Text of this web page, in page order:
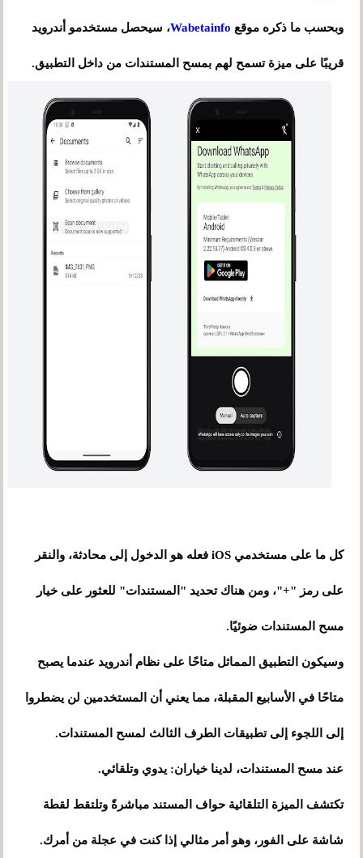
وبحسب ما ذكره موقع Wabetainfo، سيحصل مستخدمو أندرويد
قريبًا على ميزة تسمح لهم بمسح المستندات من داخل التطبيق.
كل ما على مستخدمي iOS فعله هو الدخول إلى محادثة، والنقر
على رمز "+"، ومن هناك تحديد "المستندات" للعثور على خيار
مسح المستندات ضوئيًا.
وسيكون التطبيق المماثل متاحًا على نظام أندرويد عندما يصبح
متاحًا في الأسابيع المقبلة، مما يعني أن المستخدمين لن يضطروا
إلى اللجوء إلى تطبيقات الطرف الثالث لمسح المستندات.
عند مسح المستندات، لدينا خياران: يدوي وتلقائي.
تكتشف الميزة التلقائية حواف المستند مباشرةً وتلتقط لقطة
شاشة على الفور، وهو أمر مثالي إذا كنت في عجلة من أمرك.